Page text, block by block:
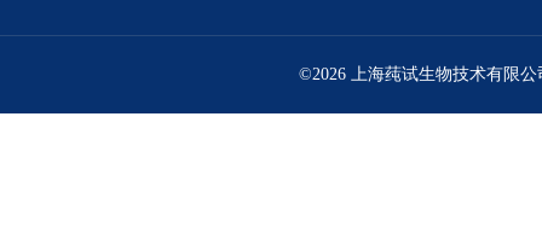
©2026 上海莼试生物技术有限